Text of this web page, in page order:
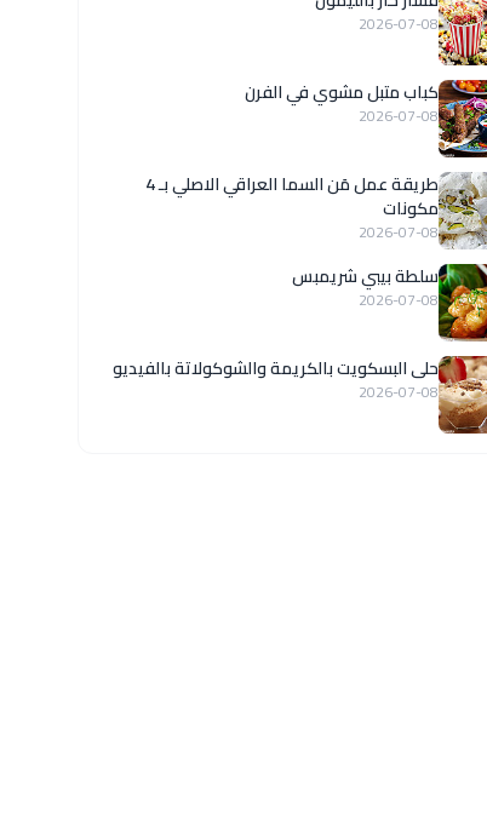
2026-07-08
كباب متبل مشوي في الفرن
2026-07-08
طريقة عمل مَن السما العراقي الاصلي بـ 4
مكونات
2026-07-08
سلطة بيبي شريمبس
2026-07-08
حلى البسكويت بالكريمة والشوكولاتة بالفيديو
2026-07-08